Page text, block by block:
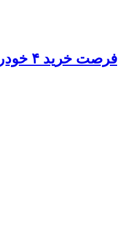
فرصت خرید ۴ خودروی وارداتی با حساب وکالتی بانک صادرات ایران تا ۳۰ آذرماه